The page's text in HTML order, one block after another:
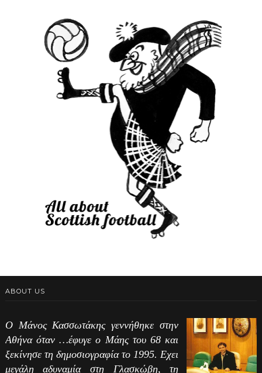
ABOUT US
Ο Μάνος Κασσωτάκης γεννήθηκε στην
Αθήνα όταν …έφυγε ο Μάης του 68 και
ξεκίνησε τη δημοσιογραφία το 1995. Εχει
μεγάλη αδυναμία στη Γλασκώβη, τη